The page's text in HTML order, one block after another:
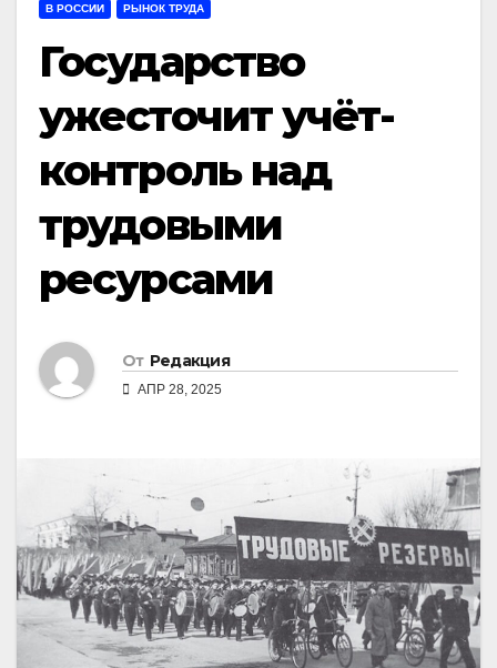
В РОССИИ РЫНОК ТРУДА
Государство
ужесточит учёт-
контроль над
трудовыми
ресурсами
От Редакция
АПР 28, 2025